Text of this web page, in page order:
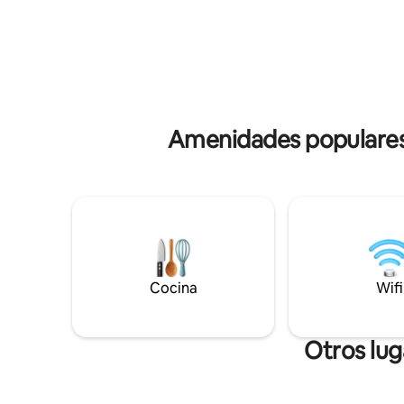
Amenidades
Cocina Wifi
Otros